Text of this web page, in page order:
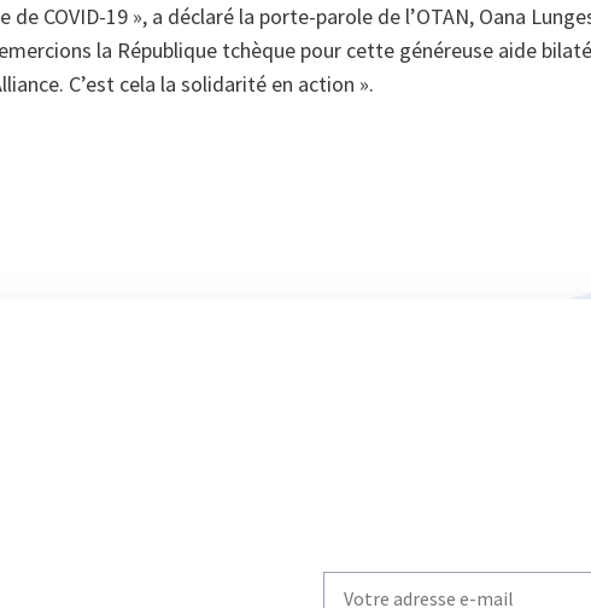
de COVID-19 », a déclaré la porte-parole de l’OTAN, Oana
la République tchèque pour cette généreuse aide
C’est cela la solidarité en action ».